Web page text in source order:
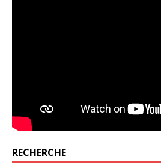
RECHERCHE